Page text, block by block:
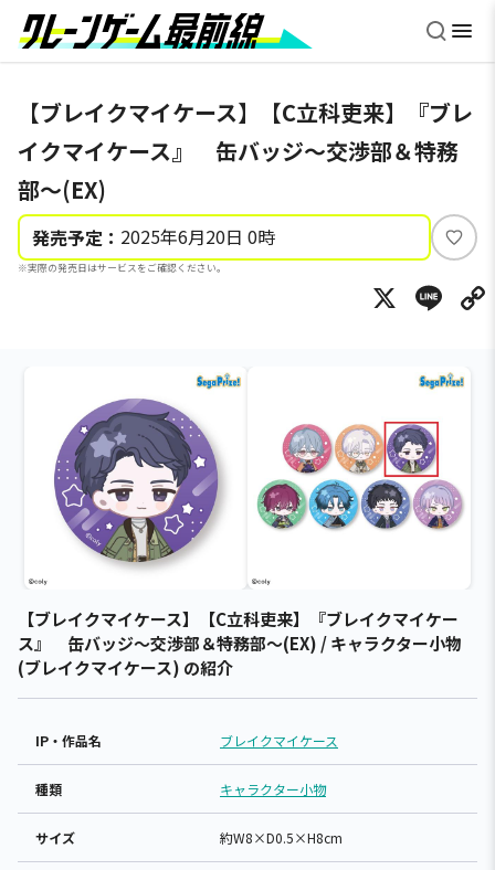
【ブレイクマイケース】【C立科吏来】『ブレ
イクマイケース』 缶バッジ～交渉部＆特務
部～(EX)
発売予定： 2025年6月20日 0時
※実際の発売日はサービスをご確認ください。
い
ね
X
【ブレイクマイケース】【C立科吏来】『ブレイクマイケー
ス』 缶バッジ～交渉部＆特務部～(EX) / キャラクター小物
(ブレイクマイケース) の紹介
IP・作品名 ブレイクマイケース
種類 キャラクター小物
サイズ 約W8×D0.5×H8cm